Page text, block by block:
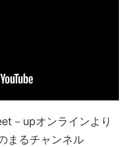
－upオンラインより
まるチャンネル